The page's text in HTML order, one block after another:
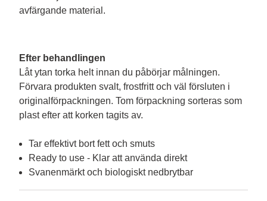
avfärgande material.
Efter behandlingen
Låt ytan torka helt innan du påbörjar målningen.
Förvara produkten svalt, frostfritt och väl försluten i
originalförpackningen. Tom förpackning sorteras som
Tar effektivt bort fett och smuts
Ready to use - Klar att använda direkt
Svanenmärkt och biologiskt nedbrytbar